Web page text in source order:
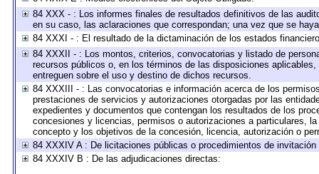
84 XXX - : Los informes finales de resultados definitivos de las
en su caso, las aclaraciones que correspondan; una vez que se
84 XXXI - : El resultado de la dictaminación de los estados
84 XXXII - : Los montos, criterios, convocatorias y listado de
recursos públicos o, en los términos de las disposiciones
entreguen sobre el uso y destino de dichos recursos.
84 XXXIII - : Las convocatorias e información acerca de los
prestaciones de servicios y autorizaciones otorgadas por las
expedientes y documentos que contengan los resultados de los
concesiones y licencias, permisos o autorizaciones a particulares,
concepto y los objetivos de la concesión, licencia, autorización o
84 XXXIV A : De licitaciones públicas o procedimientos de invitación
84 XXXIV B : De las adjudicaciones directas: